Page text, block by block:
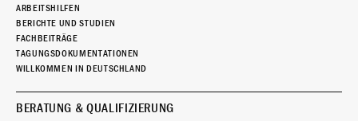
ARBEITSHILFEN
BERICHTE UND STUDIEN
FACHBEITRÄGE
TAGUNGSDOKUMENTATIONEN
WILLKOMMEN IN DEUTSCHLAND
BERATUNG & QUALIFIZIERUNG